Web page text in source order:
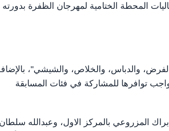
فعاليات المحطة الختامية لمهرجان الظفرة بدورته
والدباس، والخلاص، والشيشي"،
توافرها للمشاركة في فئات المسابقة
المزروعي بالمركز الاول، وعبدالله